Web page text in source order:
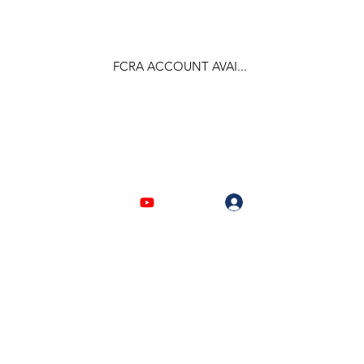
FCRA ACCOUNT AVAI...